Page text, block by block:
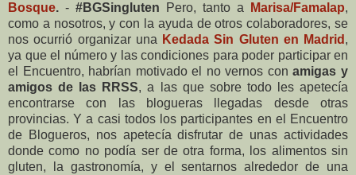
Bosque. - #BGSingluten Pero, tanto a Marisa/Famalap,
como a nosotros, y con la ayuda de otros colaboradores, se
nos ocurrió organizar una Kedada Sin Gluten en Madrid ,
ya que el número y las condiciones para poder participar en
el Encuentro, habrían motivado el no vernos conamigas y
amigos de las RRSS, a las que sobre todo les apetecía
encontrarse con las blogueras llegadas desde otras
provincias. Y a casi todos los participantes en el Encuentro
de Blogueros, nos apetecía disfrutar de unas actividades
donde como no podía ser de otra forma, los alimentos sin
gluten, la gastronomía, y el sentarnos alrededor de una